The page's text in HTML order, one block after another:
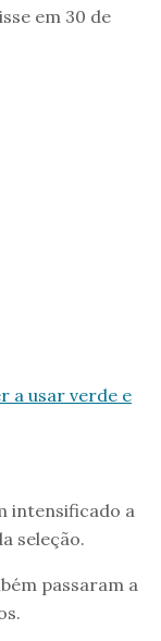
em 30 de
a usar verde e
intensificado a
seleção.
passaram a